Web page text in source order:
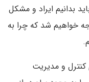
بدانیم ایراد و مشکل
خواهیم شد که چرا به
و مدیریت